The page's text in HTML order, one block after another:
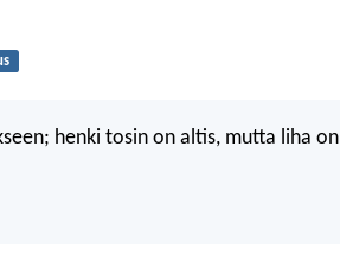
henki tosin on altis, mutta liha on